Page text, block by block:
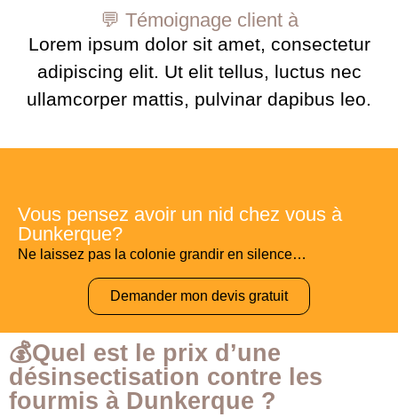
💬 Témoignage client à
Lorem ipsum dolor sit amet, consectetur
adipiscing elit. Ut elit tellus, luctus nec
ullamcorper mattis, pulvinar dapibus leo.
Vous pensez avoir un nid chez vous à
Dunkerque?
Ne laissez pas la colonie grandir en silence…
Demander mon devis gratuit
💰Quel est le prix d’une
désinsectisation contre les
fourmis à Dunkerque ?